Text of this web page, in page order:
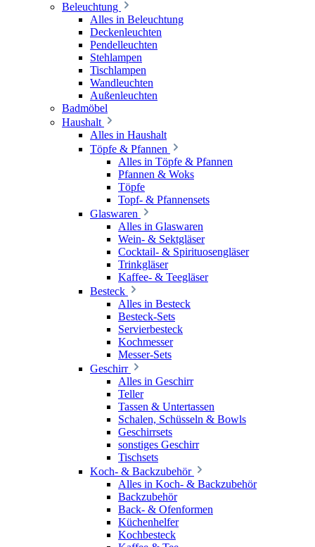
Beleuchtung
Alles in Beleuchtung
Deckenleuchten
Pendelleuchten
Stehlampen
Tischlampen
Wandleuchten
Außenleuchten
Badmöbel
Haushalt
Alles in Haushalt
Töpfe & Pfannen
Alles in Töpfe & Pfannen
Pfannen & Woks
Töpfe
Topf- & Pfannensets
Glaswaren
Alles in Glaswaren
Wein- & Sektgläser
Cocktail- & Spirituosengläser
Trinkgläser
Kaffee- & Teegläser
Besteck
Alles in Besteck
Besteck-Sets
Servierbesteck
Kochmesser
Messer-Sets
Geschirr
Alles in Geschirr
Teller
Tassen & Untertassen
Schalen, Schüsseln & Bowls
Geschirrsets
sonstiges Geschirr
Tischsets
Koch- & Backzubehör
Alles in Koch- & Backzubehör
Backzubehör
Back- & Ofenformen
Küchenhelfer
Kochbesteck